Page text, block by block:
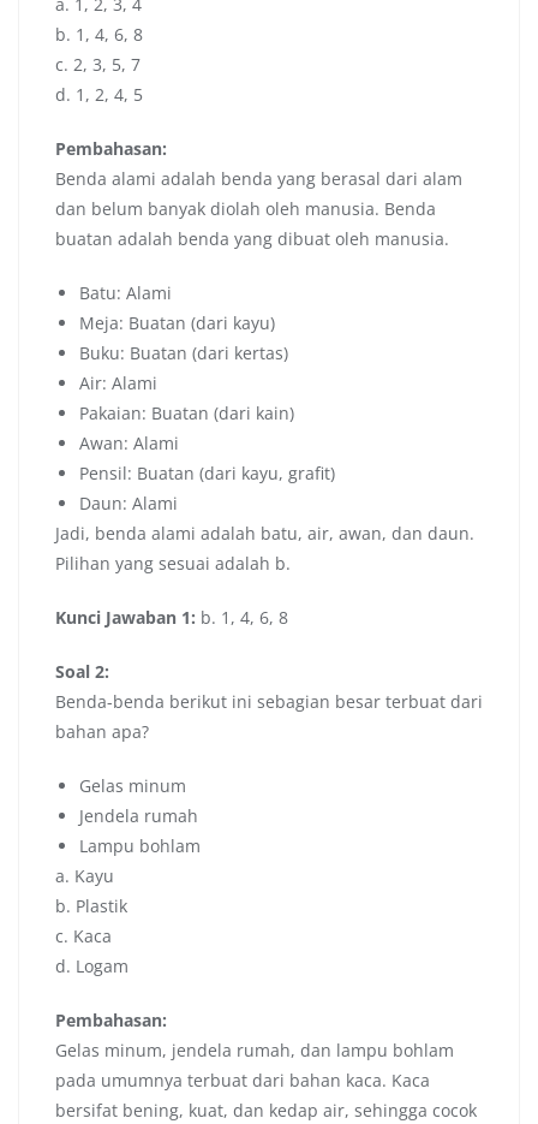
b. 1, 4, 6, 8
c. 2, 3, 5, 7
d. 1, 2, 4, 5
Pembahasan:
Benda alami adalah benda yang berasal dari alam
dan belum banyak diolah oleh manusia. Benda
buatan adalah benda yang dibuat oleh manusia.
Batu: Alami
Meja: Buatan (dari kayu)
Buku: Buatan (dari kertas)
Air: Alami
Pakaian: Buatan (dari kain)
Awan: Alami
Pensil: Buatan (dari kayu, grafit)
Daun: Alami
Jadi, benda alami adalah batu, air, awan, dan daun.
Pilihan yang sesuai adalah b.
Kunci Jawaban 1: b. 1, 4, 6, 8
Soal 2:
Benda-benda berikut ini sebagian besar terbuat dari
bahan apa?
Gelas minum
Jendela rumah
Lampu bohlam
a. Kayu
b. Plastik
c. Kaca
d. Logam
Pembahasan:
Gelas minum, jendela rumah, dan lampu bohlam
pada umumnya terbuat dari bahan kaca. Kaca
bersifat bening, kuat, dan kedap air, sehingga cocok